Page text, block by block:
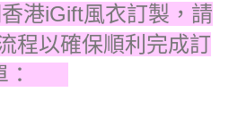
iGift風衣訂製，請
程以確保順利完成訂
：